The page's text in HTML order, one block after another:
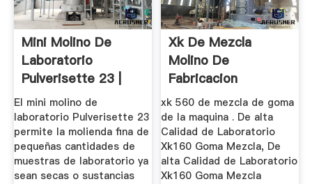
Mini Molino De
Laboratorio
Pulverisette 23 |
Laval Lab
El mini molino de
laboratorio Pulverisette 23
permite la molienda fina de
pequeñas cantidades de
muestras de laboratorio ya
sean secas o sustancias
Xk De Mezcla
Molino De
Fabricacion
xk 560 de mezcla de goma
de la maquina . De alta
Calidad de Laboratorio
Xk160 Goma Mezcla, De
alta Calidad de Laboratorio
Xk160 Goma Mezcla